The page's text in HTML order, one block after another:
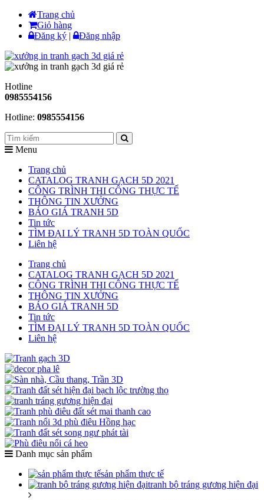
Trang chủ
Giỏ hàng
Đăng ký | Đăng nhập
Hotline
0985554156
Hotline: 0985554156
Menu
Trang chủ
CATALOG TRANH GẠCH 5D 2021
CÔNG TRÌNH THI CÔNG THỰC TẾ
THÔNG TIN XƯỞNG
BÁO GIÁ TRANH 5D
Tin tức
TÌM ĐẠI LÝ TRANH 5D TOÀN QUỐC
Liên hệ
Trang chủ
CATALOG TRANH GẠCH 5D 2021
CÔNG TRÌNH THI CÔNG THỰC TẾ
THÔNG TIN XƯỞNG
BÁO GIÁ TRANH 5D
Tin tức
TÌM ĐẠI LÝ TRANH 5D TOÀN QUỐC
Liên hệ
Danh mục sản phẩm
sản phẩm thực tế
tranh bộ tráng gương hiện đại